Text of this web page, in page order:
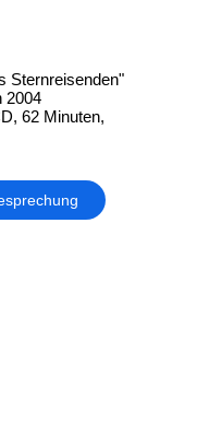
Sternreisenden"
2004
62 Minuten,